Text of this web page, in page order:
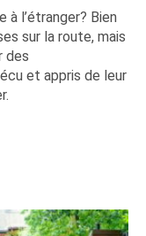
l’étranger? Bien
sur la route, mais
des
et appris de leur